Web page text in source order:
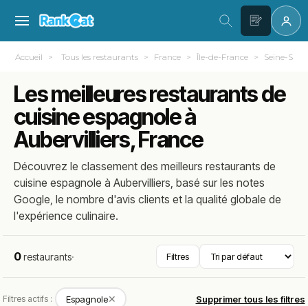
Accueil Tous les restaurants France Île-de-France Seine-
Les meilleures restaurants de
cuisine espagnole à
Aubervilliers, France
Découvrez le classement des meilleurs restaurants de
cuisine espagnole à Aubervilliers, basé sur les notes
Google, le nombre d'avis clients et la qualité globale de
l'expérience culinaire.
0restaurants· Filtres
Filtres actifs : Espagnole✕ Supprimer tous les filtres